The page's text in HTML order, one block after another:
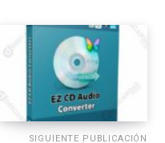
SIGUIENTE PUBLICACIÓN